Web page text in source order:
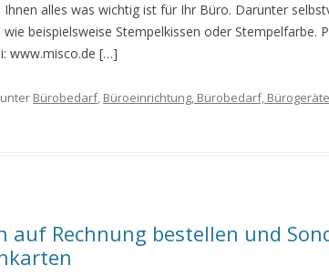
Ihnen alles was wichtig ist für Ihr Büro. Darunter
beispielsweise Stempelkissen oder Stempelfarbe.
www.misco.de […]
Bürobedarf, Büroeinrichtung, Bürobedarf, Bürogeräte
auf Rechnung bestellen und